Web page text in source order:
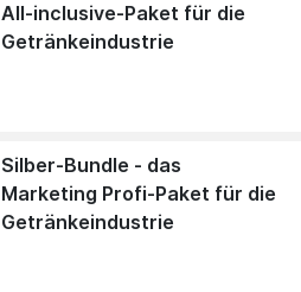
All-inclusive-Paket für die
Getränkeindustrie
Silber-Bundle - das
Marketing Profi-Paket für die
Getränkeindustrie